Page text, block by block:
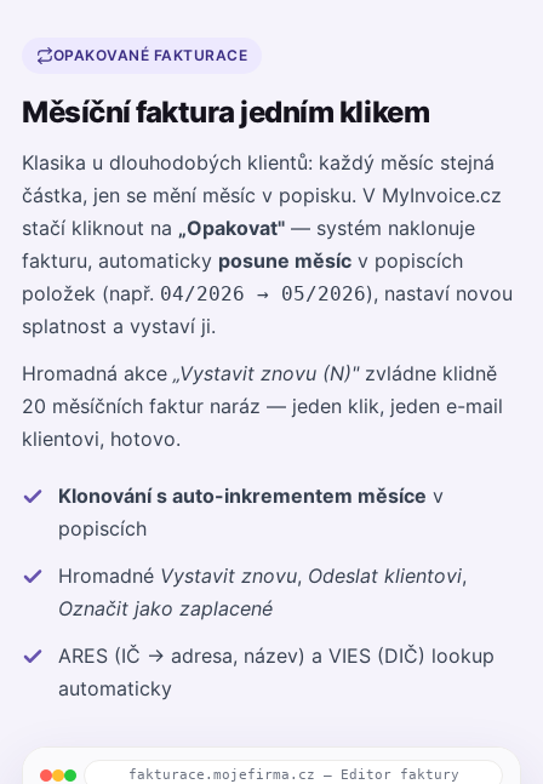
OPAKOVANÉ FAKTURACE
Měsíční faktura jedním klikem
Klasika u dlouhodobých klientů: každý měsíc stejná
částka, jen se mění měsíc v popisku. V MyInvoice.cz
stačí kliknout na „Opakovat" — systém naklonuje
fakturu, automaticky posune měsíc v popiscích
položek (např. 04/2026 → 05/2026), nastaví novou
splatnost a vystaví ji.
Hromadná akce „Vystavit znovu (N)"zvládne klidně
20 měsíčních faktur naráz — jeden klik, jeden e-mail
klientovi, hotovo.
Klonování s auto-inkrementem měsíce v
popiscích
Hromadné Vystavit znovu, Odeslat klientovi,
Označit jako zaplacené
ARES (IČ → adresa, název) a VIES (DIČ) lookup
automaticky
fakturace.mojefirma.cz — Editor faktury